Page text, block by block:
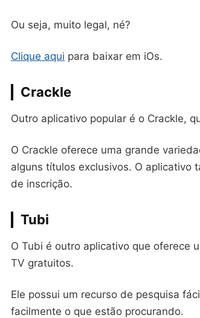
Ou seja, muito legal, né?
Clique aqui para baixar em iOs.
Crackle
Outro aplicativo popular é o Crackle,
O Crackle oferece uma grande
alguns títulos exclusivos. O aplicativo
de inscrição.
Tubi
O Tubi é outro aplicativo que oferece
TV gratuitos.
Ele possui um recurso de pesquisa
facilmente o que estão procurando.